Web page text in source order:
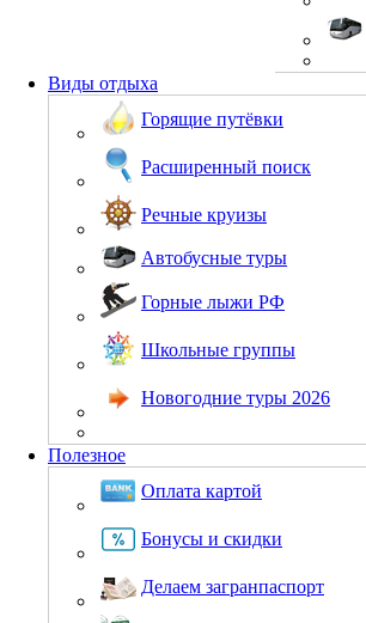
Виды отдыха
Горящие путёвки
Расширенный поиск
Речные круизы
Автобусные туры
Горные лыжи РФ
Школьные группы
Новогодние туры 2026
Полезное
Оплата картой
Бонусы и скидки
Делаем загранпаспорт